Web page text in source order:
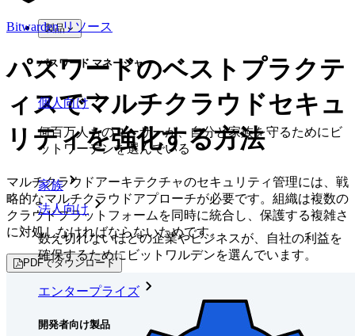
製品
パスワード マネージャー
個人向け
何百万人ものユーザーが、自分と家族を守るためにビ
ットワーデンを選んでいる
家族
法人向け
数え切れないほどの企業やビジネスが、自社の利益を
確保するためにビットワルデンを選んでいます。
エンタープライズ
開発者向け製品
Bitwarden リソース
パスワードのベストプラクテ
ィスでマルチクラウドセキュ
リティを強化する方法
マルチクラウドアーキテクチャのセキュリティ管理には、戦
略的なマルチクラウドアプローチが必要です。組織は複数の
クラウドプラットフォームを同時に統合し、保護する複雑さ
に対処しなければならないためです。
PDFでダウンロード